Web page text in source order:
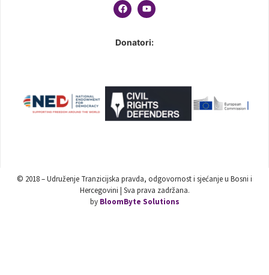
Donatori:
© 2018 – Udruženje Tranzicijska pravda, odgovornost i sjećanje u Bosni i
Hercegovini | Sva prava zadržana.
by BloomByte Solutions